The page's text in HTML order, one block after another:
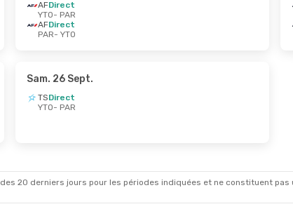
AFDirect
YTO- PAR
AFDirect
PAR- YTO
Sam. 26 Sept.
TSDirect
YTO- PAR
20 derniers jours pour les périodes indiquées et ne constituent